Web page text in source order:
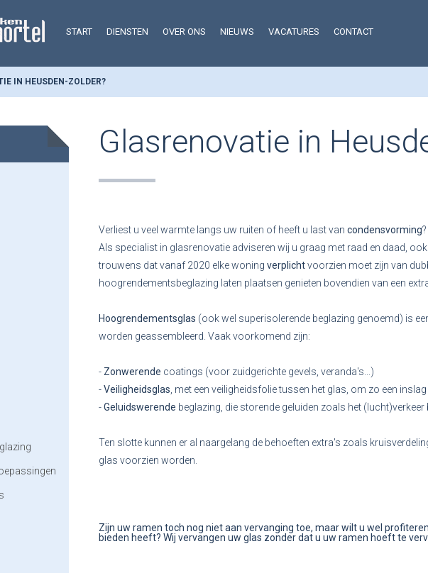
START DIENSTEN OVER ONS NIEUWS VACATURES CONTACT
IN HEUSDEN-ZOLDER?
Glasrenovatie in
Verliest u veel warmte langs uw ruiten of heeft u last van condensvorming
Als specialist in glasrenovatie adviseren wij u graag met raad en daad,
trouwens dat vanaf 2020 elke woning verplichtvoorzien moet zijn van
hoogrendementsbeglazing laten plaatsen genieten bovendien van een
Hoogrendementsglas (ook wel superisolerende beglazing genoemd) is
worden geassembleerd. Vaak voorkomend zijn:
- Zonwerende coatings (voor zuidgerichte gevels, veranda's...)
-Veiligheidsglas, met een veiligheidsfolie tussen het glas, om zo een
-Geluidswerende beglazing, die storende geluiden zoals het
Ten slotte kunnen er al naargelang de behoeften extra's zoals
glas voorzien worden.
Zijn uw ramen toch nog niet aan vervanging toe, maar wilt u wel
bieden heeft? Wij vervangen uw glas zonder dat u uw ramen hoeft te